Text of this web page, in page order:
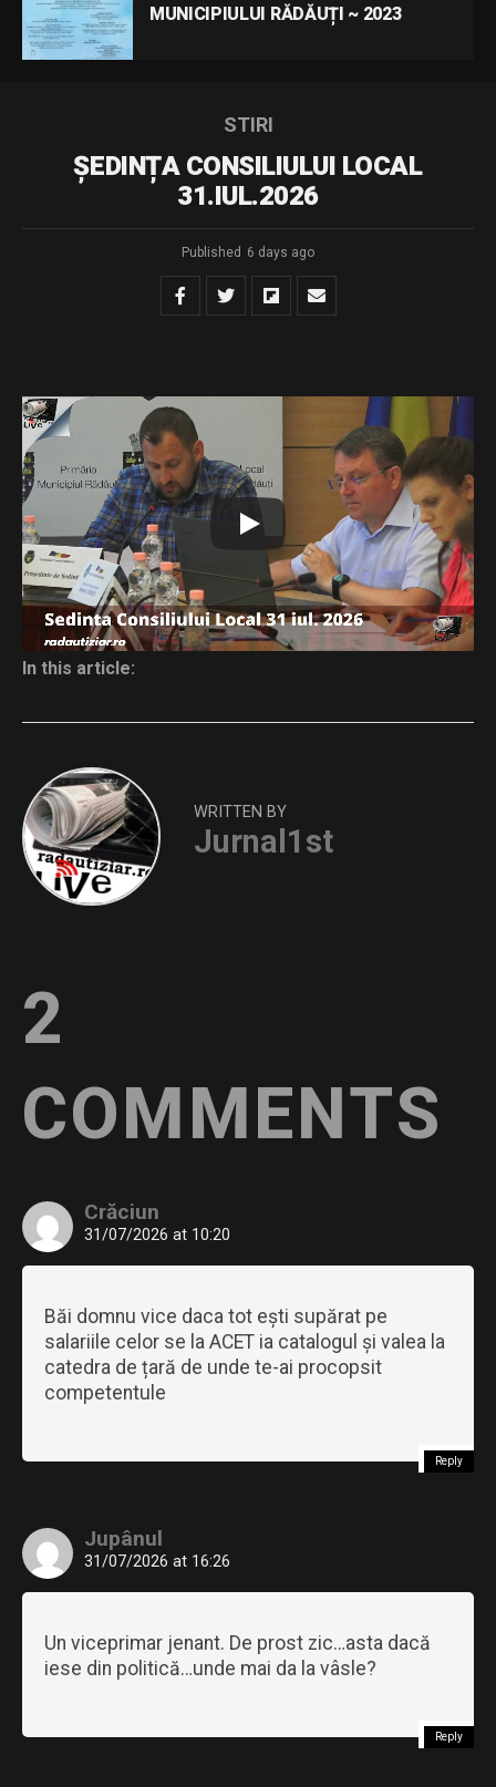
MUNICIPIULUI RĂDĂUȚI ~ 2023
STIRI
ȘEDINȚA CONSILIULUI LOCAL
31.IUL.2026
Published 6 days ago
Dispozitie de convocare – sedinta extraordinara din
31.07.2026
Download
Distribuie și tu
In this article:
WRITTEN BY
Jurnal1st
2
COMMENTS
Crăciun
31/07/2026 at 10:20
Băi domnu vice daca tot ești supărat pe
salariile celor se la ACET ia catalogul și valea la
catedra de țară de unde te-ai procopsit
competentule
Reply
Jupânul
31/07/2026 at 16:26
Un viceprimar jenant. De prost zic…asta dacă
iese din politică…unde mai da la vâsle?
Reply